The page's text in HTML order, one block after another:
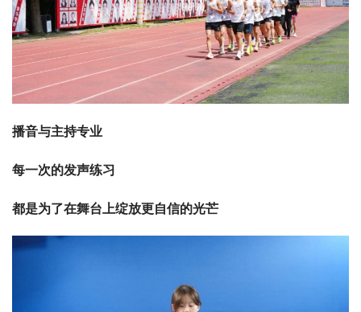
播音与主持专业
每一次的发声练习
都是为了在舞台上绽放更自信的光芒